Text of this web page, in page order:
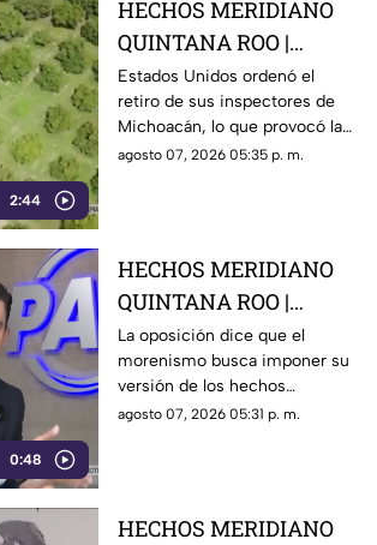
2:44
HECHOS MERIDIANO
QUINTANA ROO |
E.E.U.U retira a sus
inspectores en
Michoacán y provocá
la suspensión de
Estados Unidos ordenó el
retiro de sus inspectores de
Michoacán, lo que provocó la
suspensión de las
agosto 07, 2026 05:35 p. m.
0:48
HECHOS MERIDIANO
QUINTANA ROO |
Oposición señala que el
morenismo quiere
imponer su versión de
los hechos usando la
La oposición dice que el
morenismo busca imponer su
versión de los hechos
mediante la censura, callar los
agosto 07, 2026 05:31 p. m.
HECHOS MERIDIANO